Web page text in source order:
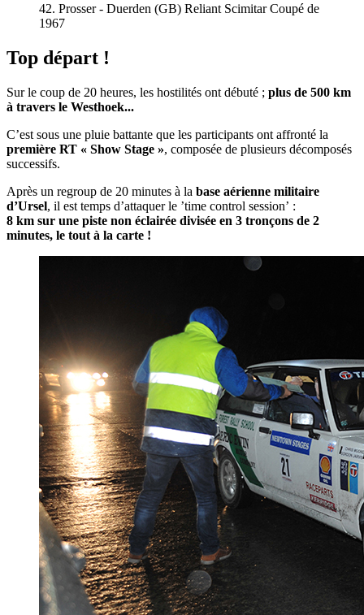
42. Prosser - Duerden (GB) Reliant Scimitar Coupé de
1967
Top départ !
Sur le coup de 20 heures, les hostilités ont débuté ; plus de 500 km
à travers le Westhoek...
C’est sous une pluie battante que les participants ont affronté la
première RT « Show Stage », composée de plusieurs décomposés
successifs.
Après un regroup de 20 minutes à la base aérienne militaire
d’Ursel, il est temps d’attaquer le ’time control session’ :
8 km sur une piste non éclairée divisée en 3 tronçons de 2
minutes, le tout à la carte !